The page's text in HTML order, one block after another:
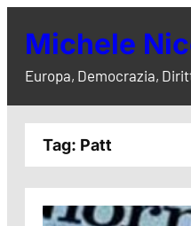
Michele
Europa, Democrazia,
Tag: Patt